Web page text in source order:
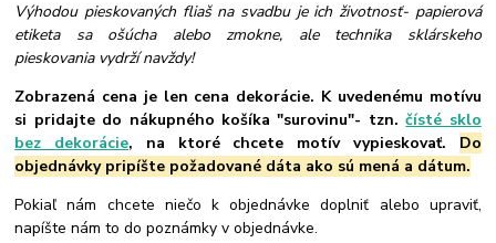
Výhodou pieskovaných fliaš na svadbu je ich životnosť- papierová
etiketa sa ošúcha alebo zmokne, ale technika sklárskeho
pieskovania vydrží navždy!
Zobrazená cena je len cena dekorácie. K uvedenému motívu
si pridajte do nákupného košíka "surovinu"- tzn.čísté sklo
bez dekorácie, na ktoré chcete motív vypieskovať. Do
objednávky pripíšte požadované dáta ako sú mená a dátum.
Pokiaľ nám chcete niečo k objednávke doplniť alebo upraviť,
napíšte nám to do poznámky v objednávke.